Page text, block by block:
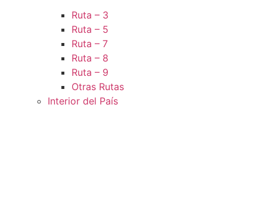
Ruta – 3
Ruta – 5
Ruta – 7
Ruta – 8
Ruta – 9
Otras Rutas
Interior del País